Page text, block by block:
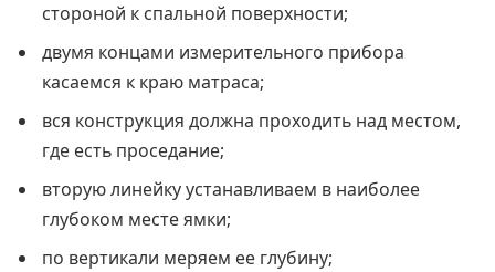
стороной к спальной поверхности;
двумя концами измерительного прибора
касаемся к краю матраса;
вся конструкция должна проходить над местом,
где есть проседание;
вторую линейку устанавливаем в наиболее
глубоком месте ямки;
по вертикали меряем ее глубину;